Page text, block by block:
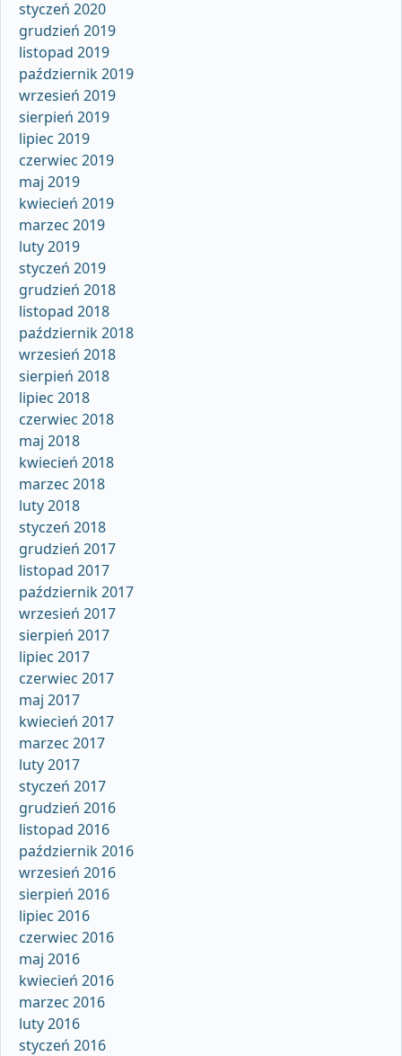
styczeń 2020
grudzień 2019
listopad 2019
październik 2019
wrzesień 2019
sierpień 2019
lipiec 2019
czerwiec 2019
maj 2019
kwiecień 2019
marzec 2019
luty 2019
styczeń 2019
grudzień 2018
listopad 2018
październik 2018
wrzesień 2018
sierpień 2018
lipiec 2018
czerwiec 2018
maj 2018
kwiecień 2018
marzec 2018
luty 2018
styczeń 2018
grudzień 2017
listopad 2017
październik 2017
wrzesień 2017
sierpień 2017
lipiec 2017
czerwiec 2017
maj 2017
kwiecień 2017
marzec 2017
luty 2017
styczeń 2017
grudzień 2016
listopad 2016
październik 2016
wrzesień 2016
sierpień 2016
lipiec 2016
czerwiec 2016
maj 2016
kwiecień 2016
marzec 2016
luty 2016
styczeń 2016